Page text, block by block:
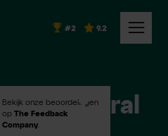
#2
#2in Emerce100
digital
9.2
Bekijk onze beoordelingen
opThe Feedback
Company.
viral